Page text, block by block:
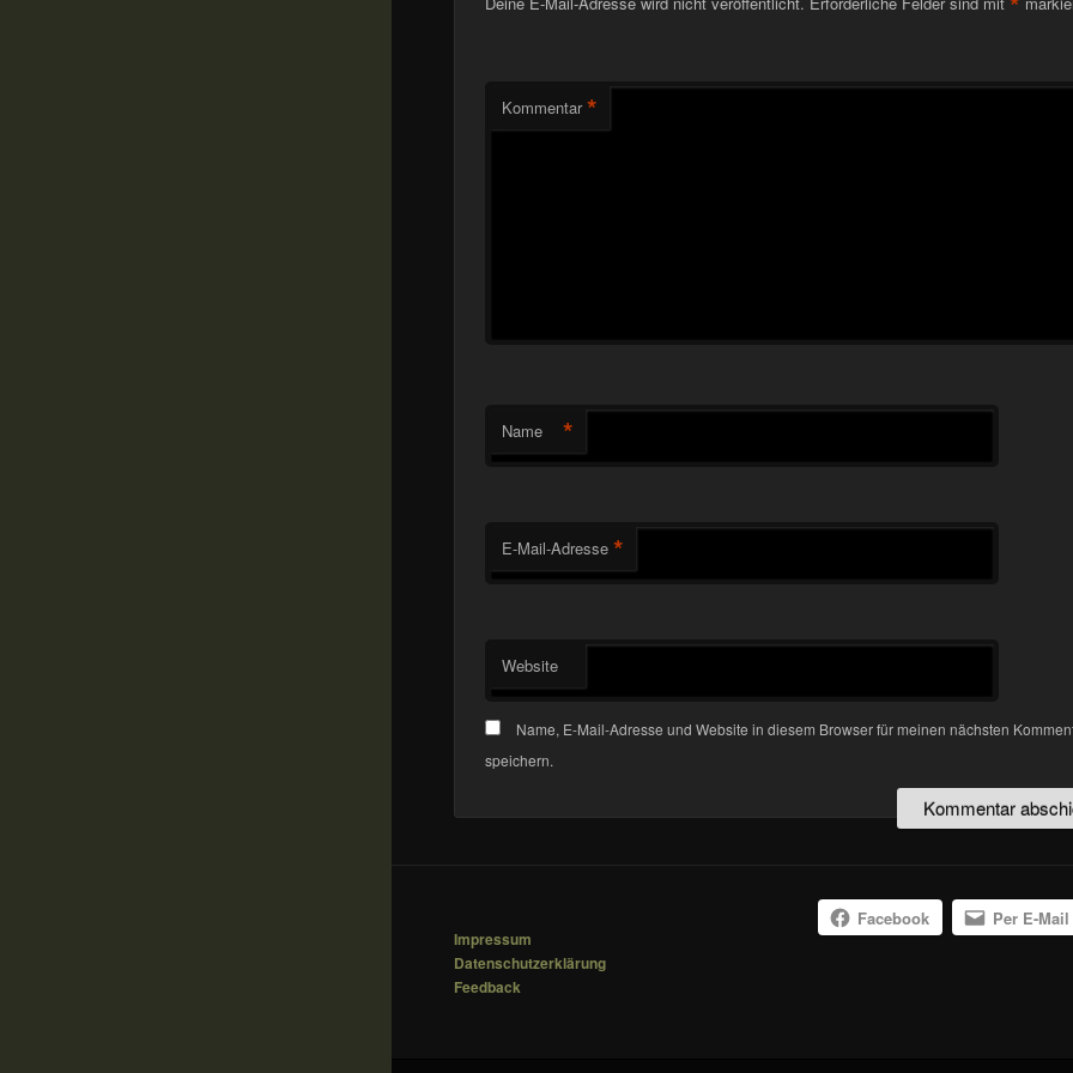
Kommentar *
Name *
E-Mail-Adresse *
Website
Name, E-Mail-Adresse und Website in diesem Browser für meinen nächsten
speichern.
Impressum
Datenschutzerklärung
Feedback
Facebook Per E-